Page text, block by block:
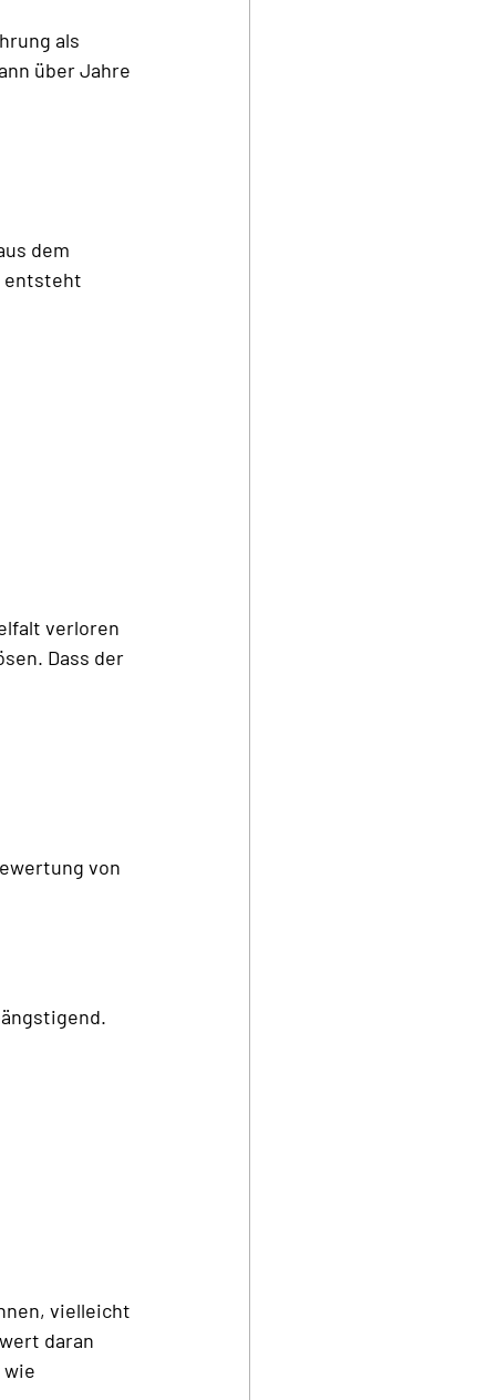
als
über Jahre
dem
entsteht
verloren
Dass der
von
vielleicht
daran
wie